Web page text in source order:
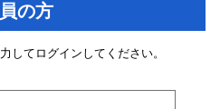
の方
してログインしてください。